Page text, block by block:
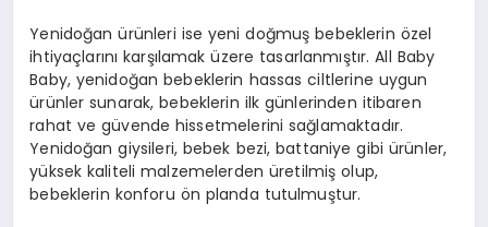
Yenidoğan ürünleri ise yeni doğmuş bebeklerin özel
ihtiyaçlarını karşılamak üzere tasarlanmıştır. All Baby
Baby, yenidoğan bebeklerin hassas ciltlerine uygun
ürünler sunarak, bebeklerin ilk günlerinden itibaren
rahat ve güvende hissetmelerini sağlamaktadır.
Yenidoğan giysileri, bebek bezi, battaniye gibi ürünler,
yüksek kaliteli malzemelerden üretilmiş olup,
bebeklerin konforu ön planda tutulmuştur.